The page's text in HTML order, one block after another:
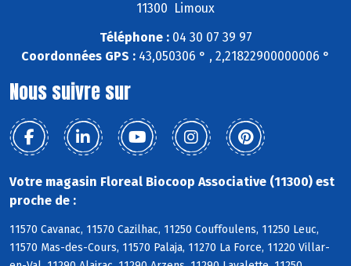
11300 Limoux
Téléphone :04 30 07 39 97
Coordonnées GPS : 43,050306 ° , 2,21822900000006 °
Nous suivre sur
Votre magasin Floreal Biocoop Associative (11300) est
proche de :
11570 Cavanac, 11570 Cazilhac, 11250 Couffoulens, 11250 Leuc,
11570 Mas-des-Cours, 11570 Palaja, 11270 La Force, 11220 Villar-